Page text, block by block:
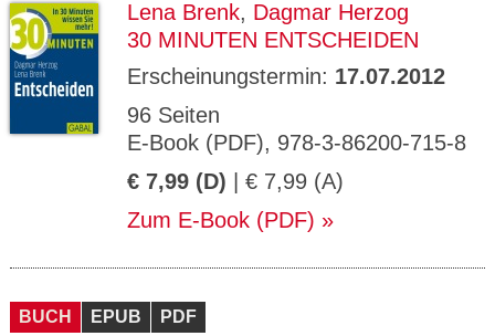
Lena Brenk, Dagmar Herzog
30 MINUTEN ENTSCHEIDEN
Erscheinungstermin: 17.07.2012
96 Seiten
E-Book (PDF), 978-3-86200-715-8
€ 7,99 (D) | € 7,99 (A)
Zum E-Book (PDF)
BUCH EPUB PDF